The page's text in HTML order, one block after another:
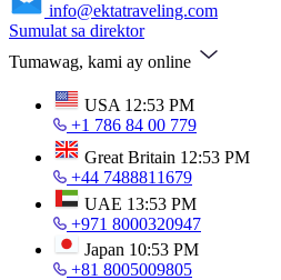
info@ektatraveling.com
Sumulat sa direktor
Tumawag, kami ay online
USA 12:53 PM
+1 786 84 00 779
Great Britain 12:53 PM
+44 7488811679
UAE 13:53 PM
+971 8000320947
Japan 10:53 PM
+81 8005009805